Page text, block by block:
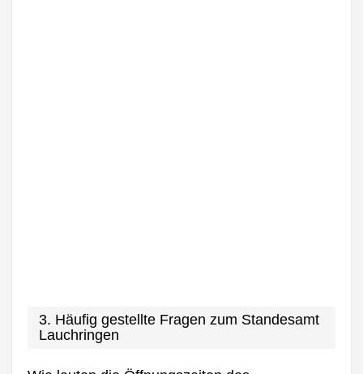
3. Häufig gestellte Fragen zum Standesamt
Lauchringen